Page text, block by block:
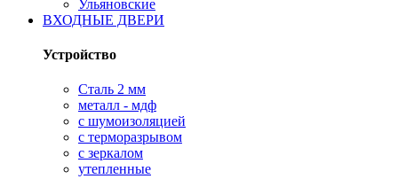
Ульяновские
ВХОДНЫЕ ДВЕРИ
Устройство
Сталь 2 мм
металл - мдф
с шумоизоляцией
с терморазрывом
с зеркалом
утепленные